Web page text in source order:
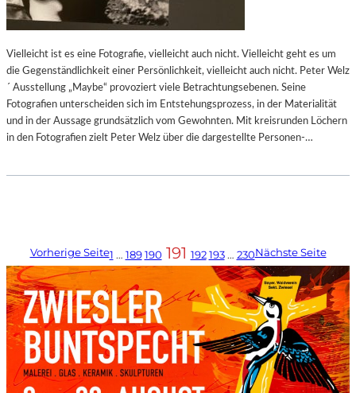
Vielleicht ist es eine Fotografie, vielleicht auch nicht. Vielleicht geht es um
die Gegenständlichkeit einer Persönlichkeit, vielleicht auch nicht. Peter Welz
´ Ausstellung „Maybe“ provoziert viele Betrachtungsebenen. Seine
Fotografien unterscheiden sich im Entstehungsprozess, in der Materialität
und in der Aussage grundsätzlich vom Gewohnten. Mit kreisrunden Löchern
in den Fotografien zielt Peter Welz über die dargestellte Personen-…
Vorherige Seite1 … 189 190 191 192 193 … 230Nächste Seite